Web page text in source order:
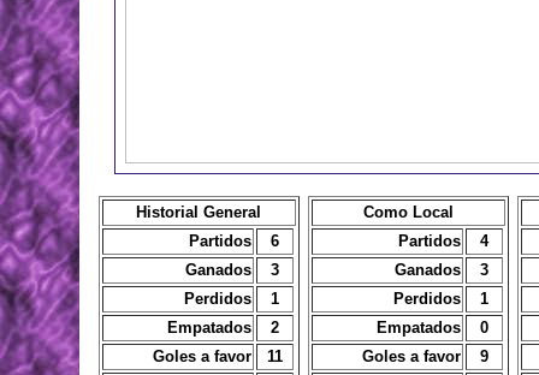
Historial General
Partidos
6
Ganados
3
Perdidos
1
Empatados
2
Goles a favor
11
Como Local
Partidos
4
Ganados
3
Perdidos
1
Empatados
0
Goles a favor
9